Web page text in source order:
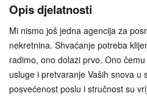
Opis djelatnosti
Mi nismo još jedna agencija za
nekretnina. Shvaćanje potreba
radimo, ono dolazi prvo. Ono
usluge i pretvaranje Vaših snova u
posvećenost poslu i stručnost su